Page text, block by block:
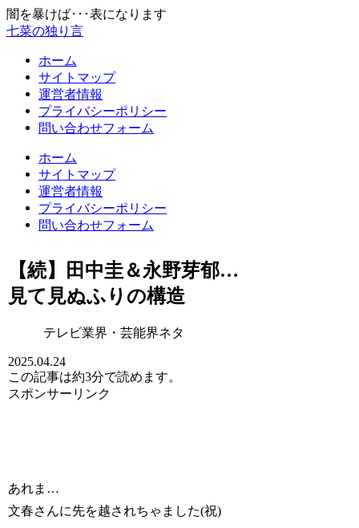
闇を暴けば･･･表になります
七菜の独り言
ホーム
サイトマップ
運営者情報
プライバシーポリシー
問い合わせフォーム
ホーム
サイトマップ
運営者情報
プライバシーポリシー
問い合わせフォーム
【続】田中圭＆永野芽郁…
見て見ぬふりの構造
テレビ業界・芸能界ネタ
2025.04.24
この記事は約3分で読めます。
スポンサーリンク
あれま…
文春さんに先を越されちゃました(祝)